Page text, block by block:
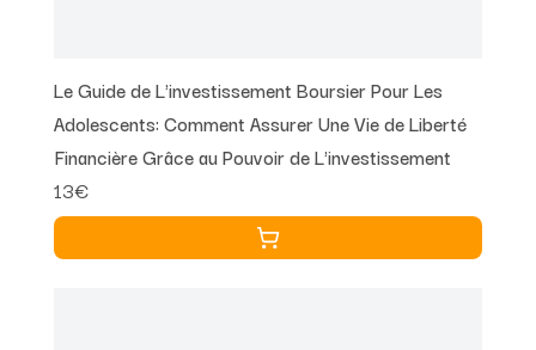
Le Guide de L'investissement Boursier Pour Les
Adolescents: Comment Assurer Une Vie de Liberté
Financière Grâce au Pouvoir de L'investissement
13€